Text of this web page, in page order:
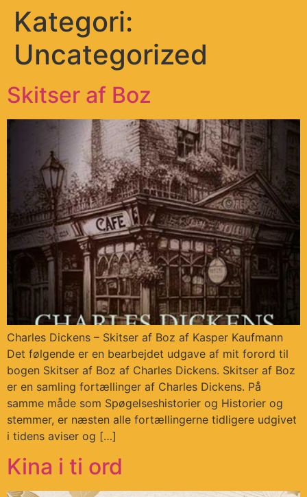
Kategori:
Uncategorized
Skitser af Boz
Charles Dickens – Skitser af Boz af Kasper Kaufmann
Det følgende er en bearbejdet udgave af mit forord til
bogen Skitser af Boz af Charles Dickens. Skitser af Boz
er en samling fortællinger af Charles Dickens. På
samme måde som Spøgelseshistorier og Historier og
stemmer, er næsten alle fortællingerne tidligere udgivet
i tidens aviser og […]
Kina i ti ord